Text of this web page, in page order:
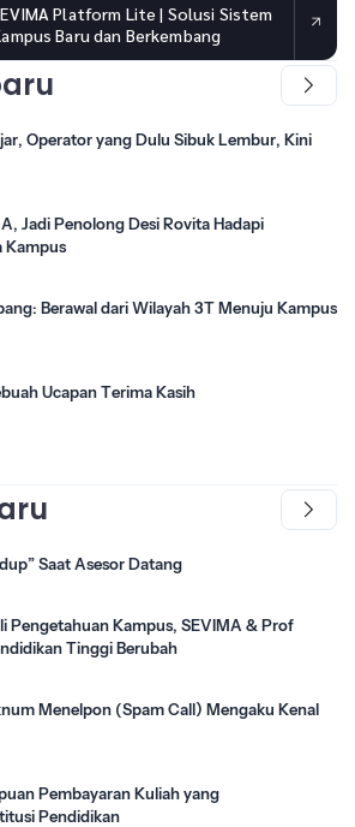
Platform Lite | Solusi Sistem
Baru dan Berkembang
Operator yang Dulu Sibuk Lembur, Kini
Jadi Penolong Desi Rovita Hadapi
Kampus
Berawal dari Wilayah 3T Menuju Kampus
Ucapan Terima Kasih
Saat Asesor Datang
Pengetahuan Kampus, SEVIMA & Prof
Tinggi Berubah
Menelpon (Spam Call) Mengaku Kenal
Pembayaran Kuliah yang
Pendidikan